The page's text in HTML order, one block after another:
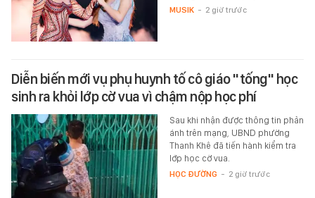
MUSIK - 2 giờ trước
Diễn biến mới vụ phụ huynh tố cô giáo "tống" học
sinh ra khỏi lớp cờ vua vì chậm nộp học phí
Sau khi nhận được thông tin phản
ánh trên mạng, UBND phường
Thanh Khê đã tiến hành kiểm tra
lớp học cờ vua.
HỌC ĐƯỜNG - 2 giờ trước